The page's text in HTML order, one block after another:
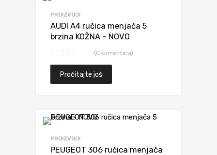
PROIZVODI
AUDI A4 ručica menjača 5
brzina KOŽNA – NOVO
(0 komentara)
Pročitajte još
PROIZVODI
PEUGEOT 306 ručica menjača